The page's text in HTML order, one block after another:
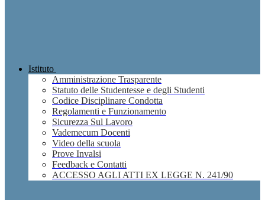
Istituto
Amministrazione Trasparente
Statuto delle Studentesse e degli Studenti
Codice Disciplinare Condotta
Regolamenti e Funzionamento
Sicurezza Sul Lavoro
Vademecum Docenti
Video della scuola
Prove Invalsi
Feedback e Contatti
ACCESSO AGLI ATTI EX LEGGE N. 241/90